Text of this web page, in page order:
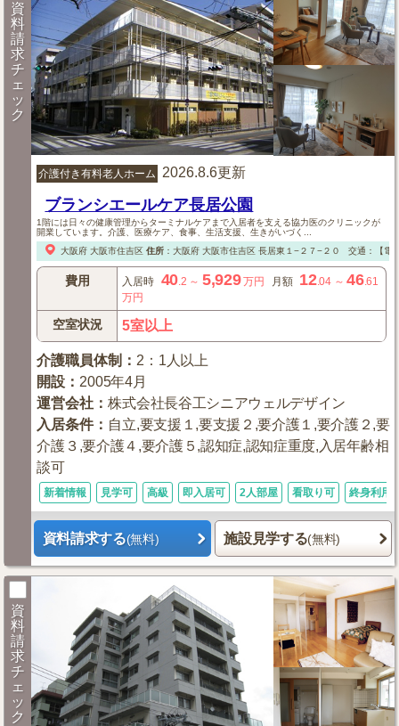
資
料
請
求
チ
ェ
ッ
ク
介護付き有料老人ホーム 2026.8.6更新
ブランシエールケア長居公園
1階には日々の健康管理からターミナルケアまで入居者を支える協力医のクリニックが
開業しています。介護、医療ケア、食事、生活支援、生きがいづく...
大阪府 大阪市住吉区 住所： 大阪府 大阪市住吉区長居東１−２７−２０ 交通：【電
費用 入居時 40 .2 ～ 5,929万円 月額 12.04～46.61
万円
空室状況 5室以上
介護職員体制 ： 2：1人以上
開設 ： 2005年4月
運営会社 ：株式会社長谷工シニアウェルデザイン
入居条件： 自立,要支援１,要支援２,要介護１,要介護２,要
介護３,要介護４,要介護５,認知症,認知症重度,入居年齢相
談可
新着情報 見学可 高級 即入居可 2人部屋 看取り可 終身利用
資料請求する(無料) 施設見学する(無料)
資
料
請
求
チ
ェ
ッ
ク